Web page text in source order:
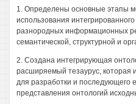
1. Определены основные этапы
использования
разнородных информационных
семантической, структурной и
2. Создана интегрирующая
расширяемый тезаурус, которая
для разработки и последующего
представления онтологий